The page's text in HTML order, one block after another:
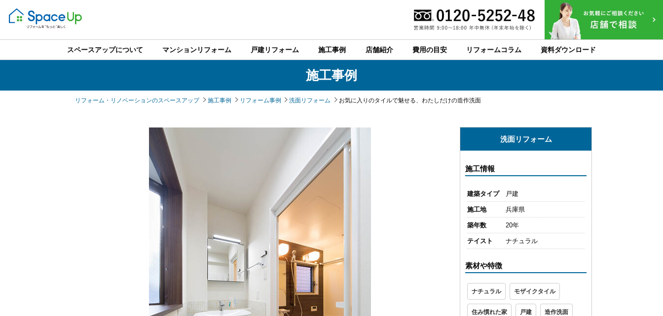
スペースアップについて マンションリフォーム 戸建リフォーム 施工事例 店舗紹介 費用の目安 リフォームコラム 資料ダウンロード
施工事例
リフォーム・リノベーションのスペースアップ 施工事例 リフォーム事例 洗面リフォーム お気に入りのタイルで魅せる、わたしだけの造作洗面
洗面リフォーム
施工情報
建築タイプ 戸建
施工地 兵庫県
築年数 20年
テイスト ナチュラル
素材や特徴
ナチュラル モザイクタイル
住み慣れた家 戸建 造作洗面